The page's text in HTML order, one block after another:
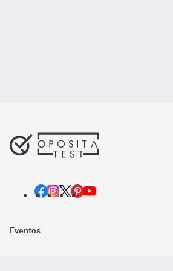
Eventos